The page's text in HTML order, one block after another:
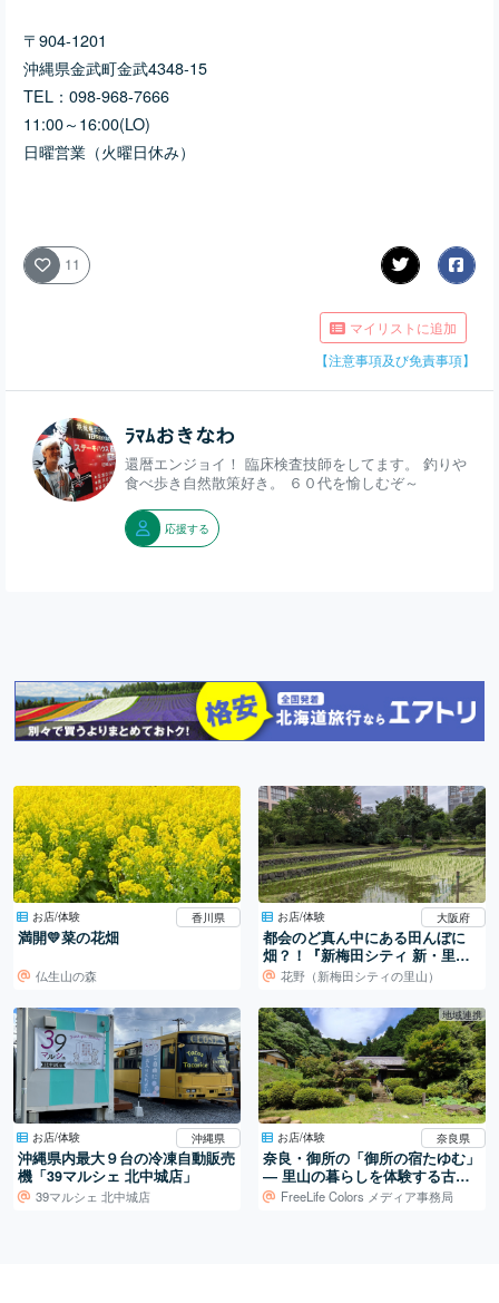
〒904-1201
沖縄県金武町金武4348-15
TEL：098-968-7666
11:00～16:00(LO)
日曜営業（火曜日休み）
11
マイリストに追加
【注意事項及び免責事項】
ﾗﾏﾑおきなわ
還暦エンジョイ！ 臨床検査技師をしてます。 釣りや
食べ歩き自然散策好き。 ６０代を愉しむぞ～
応援する
お店/体験 香川県
満開💛菜の花畑
仏生山の森
お店/体験 大阪府
都会のど真ん中にある田んぼに
畑？！『新梅田シティ 新・里
山』花野（新梅田シティの里山）
お店/体験 沖縄県
沖縄県内最大９台の冷凍自動販売
機「39マルシェ 北中城店」
39マルシェ 北中城店
地域連携
お店/体験 奈良県
奈良・御所の「御所の宿たゆむ」
― 里山の暮らしを体験する古民
家宿FreeLife Colors メディア事務局